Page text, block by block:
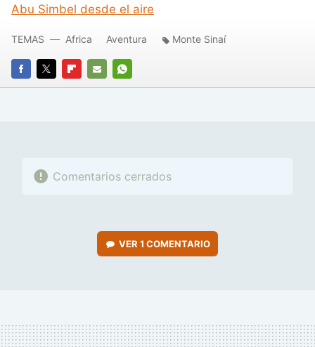
Abu Simbel desde el aire
FACEBOOK
TWITTERFLIPBOARD
E-
WHATSAPP
TEMAS Africa Aventura Monte Sinaí
Comentarios cerrados
VER 1 COMENTARIO